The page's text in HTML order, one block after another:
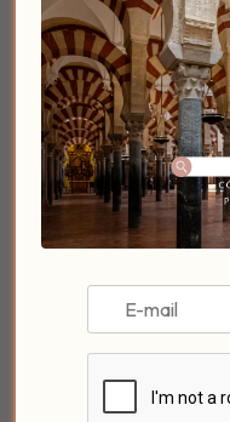
Posadero es ese
diálogo entre historia
actualidad, entre lo
arte contemporáneo
Y el poema de
Un patio
se cansaron los dos o